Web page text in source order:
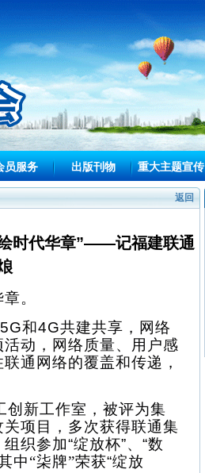
员服务 出版刊物 重大主题宣传
返回
时代华章”——记福建联通
。
和4G共建共享，网络
动， 网络质量、用户感
通网络的覆盖和传递，
创新工作室，被评为集
项目， 多次获得联通集
织参加“绽放杯”、“数
中“柒牌”荣获“绽放